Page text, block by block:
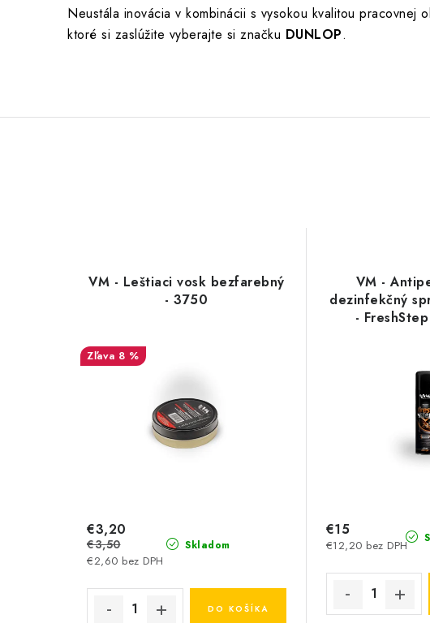
Neustála inovácia v kombinácii s vysokou kvalitou
ktoré si zaslúžite vyberajte si značku DUNLOP.
VM - Leštiaci vosk bezfarebný
- 3750
8 %
Skladom
€2,60 bez DPH
€3,20
€3,50
DO KOŠÍKA
VM -
dezinfekčný
-
€12,20 bez DPH
€15